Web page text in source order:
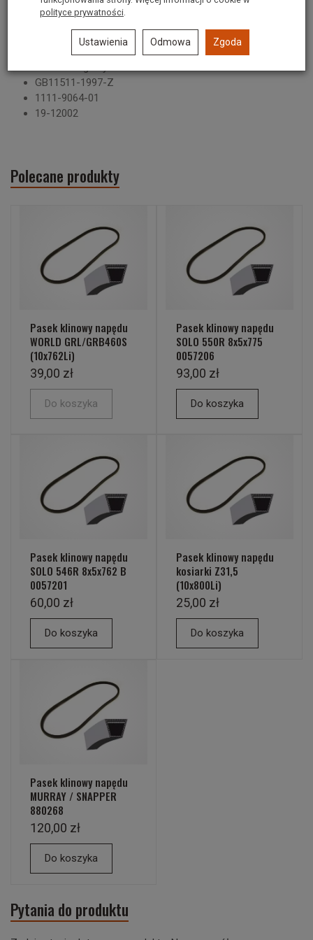
Pasuje do kosiarek:
NAC C460V, S460VH, S510V, S510VH, X510V, X510VH
GB11511-1997-Z
1111-9064-01
19-12002
Polecane produkty
Pasek klinowy napędu
WORLD GRL/GRB460S
(10x762Li)
39,00 zł
Do koszyka
Pasek klinowy napędu
SOLO 550R 8x5x775
0057206
93,00 zł
Do koszyka
Pasek klinowy napędu
SOLO 546R 8x5x762 B
0057201
60,00 zł
Do koszyka
Pasek klinowy napędu
kosiarki Z31,5
(10x800Li)
25,00 zł
Do koszyka
Pasek klinowy napędu
MURRAY / SNAPPER
880268
120,00 zł
Do koszyka
Pytania do produktu
polityce prywatności
Ustawienia Odmowa Zgoda